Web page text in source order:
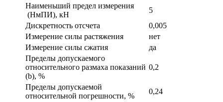
Наименьший предел измерения
(НмПИ), кН
5
Дискретность отсчета
0,005
Измерение силы растяжения
нет
Измерение силы сжатия
да
Пределы допускаемого
относительного размаха показаний
(b), %
0,2
Пределы допускаемой
относительной погрешности, %
0,24